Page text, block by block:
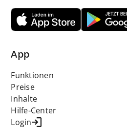
App
Funktionen
Preise
Inhalte
Hilfe-Center
Login